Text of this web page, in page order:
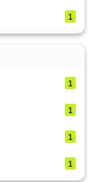
1
1
1
1
1